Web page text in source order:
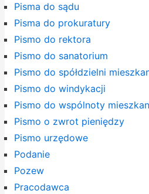
Pisma do sądu
Pisma do prokuratury
Pismo do rektora
Pismo do sanatorium
Pismo do spółdzielni
Pismo do windykacji
Pismo do wspólnoty
Pismo o zwrot pieniędzy
Pismo urzędowe
Podanie
Pozew
Pracodawca